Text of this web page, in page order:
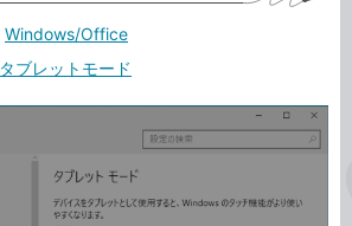
Windows/Office
タブレットモード